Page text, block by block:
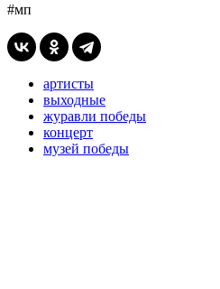
#мп
артисты
выходные
журавли победы
концерт
музей победы